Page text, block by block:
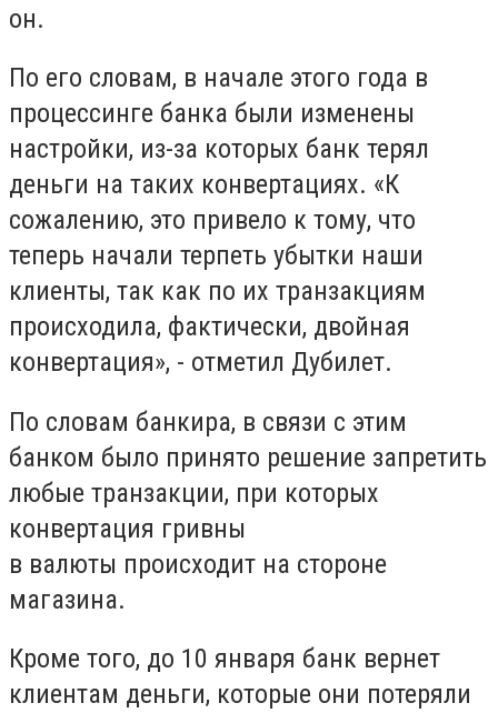
он.
По его словам, в начале этого года в
процессинге банка были изменены
настройки, из-за которых банк терял
деньги на таких конвертациях. «К
сожалению, это привело к тому, что
теперь начали терпеть убытки наши
клиенты, так как по их транзакциям
происходила, фактически, двойная
конвертация», - отметил Дубилет.
По словам банкира, в связи с этим
банком было принято решение запретить
любые транзакции, при которых
конвертация гривны
в валюты происходит на стороне
магазина.
Кроме того, до 10 января банк вернет
клиентам деньги, которые они потеряли